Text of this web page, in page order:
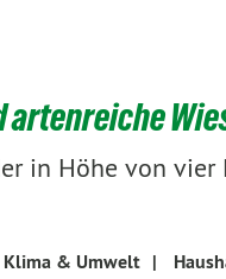
artenreiche
in Höhe von
Klima & Umwelt |